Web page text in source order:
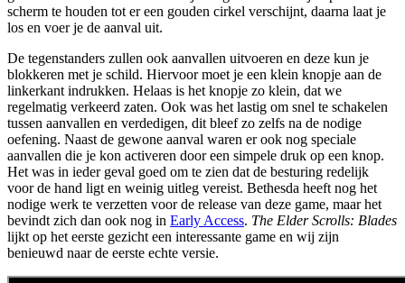
scherm te houden tot er een gouden cirkel verschijnt, daarna laat je
los en voer je de aanval uit.
De tegenstanders zullen ook aanvallen uitvoeren en deze kun je
blokkeren met je schild. Hiervoor moet je een klein knopje aan de
linkerkant indrukken. Helaas is het knopje zo klein, dat we
regelmatig verkeerd zaten. Ook was het lastig om snel te schakelen
tussen aanvallen en verdedigen, dit bleef zo zelfs na de nodige
oefening. Naast de gewone aanval waren er ook nog speciale
aanvallen die je kon activeren door een simpele druk op een knop.
Het was in ieder geval goed om te zien dat de besturing redelijk
voor de hand ligt en weinig uitleg vereist. Bethesda heeft nog het
nodige werk te verzetten voor de release van deze game, maar het
bevindt zich dan ook nog in Early Access. The Elder Scrolls: Blades
lijkt op het eerste gezicht een interessante game en wij zijn
benieuwd naar de eerste echte versie.